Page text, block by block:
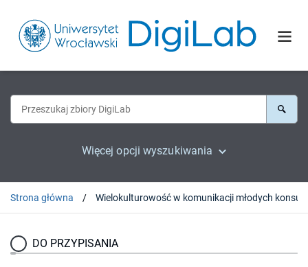
Więcej opcji wyszukiwania
Strona główna
DO PRZYPISANIA